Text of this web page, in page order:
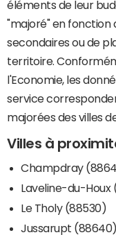
éléments de leur
"majoré" en fonction
secondaires ou de
territoire.
l'Economie, les
service
majorées des villes
Villes à
Champdray
Laveline-du-Houx
Le Tholy (88530)
Jussarupt (88640)